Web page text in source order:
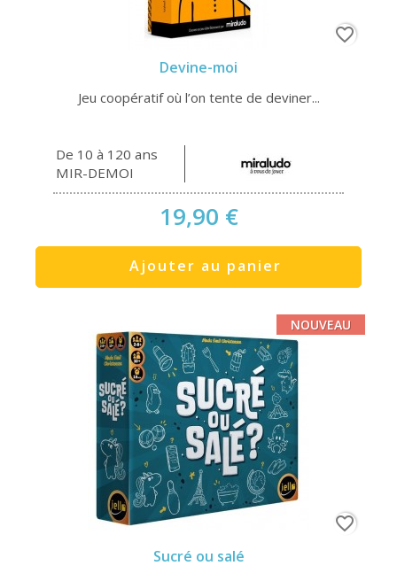
Devine-moi
Jeu coopératif où l’on tente de deviner...
De 10 à 120 ans
MIR-DEMOI
19,90 €
Ajouter au panier
favorite_border
Sucré ou salé
NOUVEAU
favorite_border